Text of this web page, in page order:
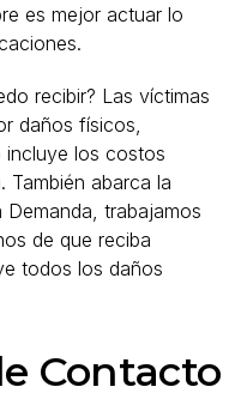
es mejor actuar lo
recibir? Las víctimas
daños físicos,
incluye los costos
También abarca la
Demanda, trabajamos
de que reciba
todos los daños
Contacto